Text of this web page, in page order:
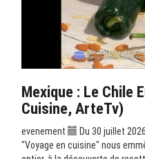
Mexique : Le Chile
Cuisine, ArteTv)
evenement
Du 30 juillet
"Voyage en cuisine" nous